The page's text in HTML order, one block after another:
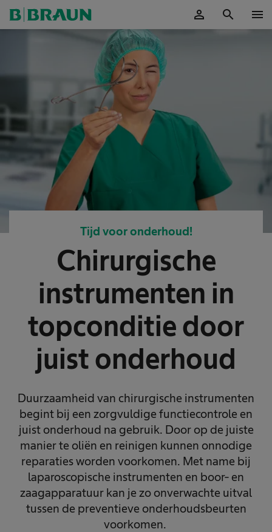
person search menu
Tijd voor onderhoud!
Chirurgische
instrumenten in
topconditie door
juist onderhoud
Duurzaamheid van chirurgische instrumenten
begint bij een zorgvuldige functiecontrole en
juist onderhoud na gebruik. Door op de juiste
manier te oliën en reinigen kunnen onnodige
reparaties worden voorkomen. Met name bij
laparoscopische instrumenten en boor- en
zaagapparatuur kan je zo onverwachte uitval
tussen de preventieve onderhoudsbeurten
voorkomen.